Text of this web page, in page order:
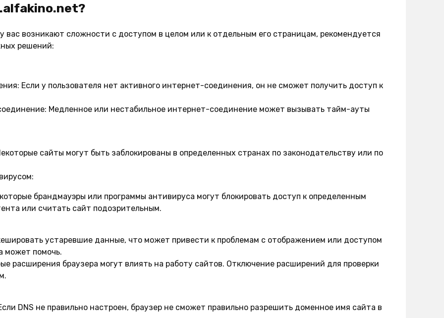
вас возникают сложности с доступом в целом или к отдельным его страницам, рекомендуется
решений:
Если у пользователя нет активного интернет-соединения, он не сможет получить доступ к
Медленное или нестабильное интернет-соединение может вызывать тайм-ауты
сайты могут быть заблокированы в определенных странах по законодательству или по
брандмауэры или программы антивируса могут блокировать доступ к определенным
или считать сайт подозрительным.
устаревшие данные, что может привести к проблемам с отображением или доступом
может помочь.
расширения браузера могут влиять на работу сайтов. Отключение расширений для проверки
DNS не правильно настроен, браузер не сможет правильно разрешить доменное имя сайта в